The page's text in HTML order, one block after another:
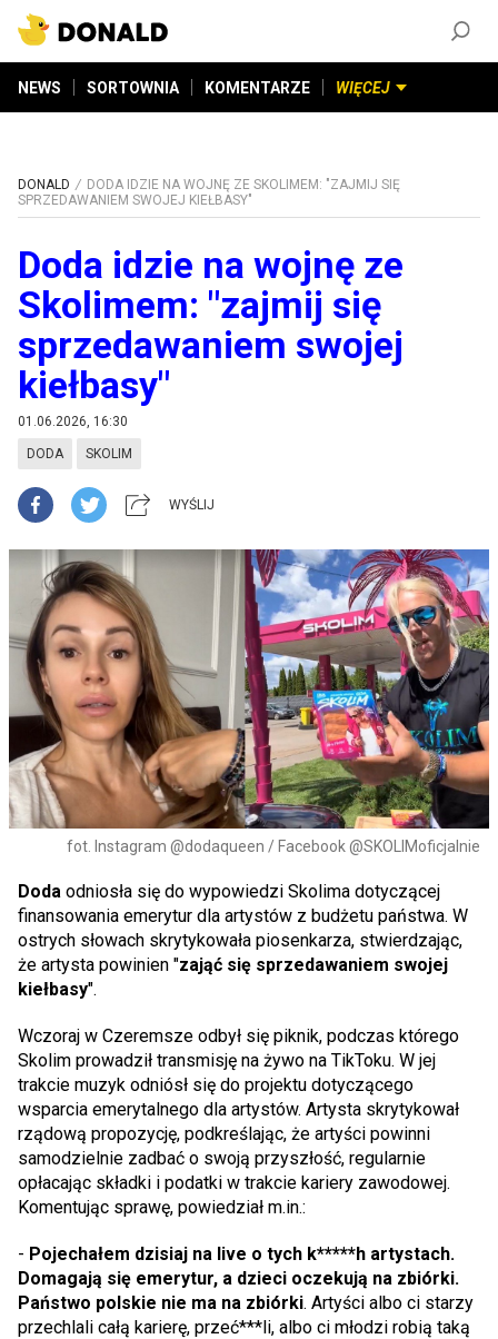
NEWS SORTOWNIA KOMENTARZE WIĘCEJ
DONALD
DODA IDZIE NA WOJNĘ ZE SKOLIMEM: "ZAJMIJ SIĘ
SPRZEDAWANIEM SWOJEJ KIEŁBASY"
Doda idzie na wojnę ze
Skolimem: "zajmij się
sprzedawaniem swojej
kiełbasy"
01.06.2026, 16:30
DODA SKOLIM
WYŚLIJ
fot. Instagram @dodaqueen / Facebook @SKOLIMoficjalnie
Doda odniosła się do wypowiedzi Skolima dotyczącej
finansowania emerytur dla artystów z budżetu państwa. W
ostrych słowach skrytykowała piosenkarza, stwierdzając,
że artysta powinien "zająć się sprzedawaniem swojej
kiełbasy".
Wczoraj w Czeremsze odbył się piknik, podczas którego
Skolim prowadził transmisję na żywo na TikToku. W jej
trakcie muzyk odniósł się do projektu dotyczącego
wsparcia emerytalnego dla artystów. Artysta skrytykował
rządową propozycję, podkreślając, że artyści powinni
samodzielnie zadbać o swoją przyszłość, regularnie
opłacając składki i podatki w trakcie kariery zawodowej.
Komentując sprawę, powiedział m.in.:
- Pojechałem dzisiaj na live o tych k*****h artystach.
Domagają się emerytur, a dzieci oczekują na zbiórki.
Państwo polskie nie ma na zbiórki. Artyści albo ci starzy
przechlali całą karierę, przeć***li, albo ci młodzi robią taką